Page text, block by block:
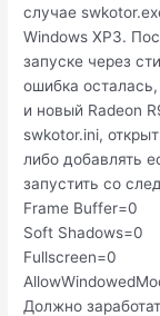
случае
Windows XP3.
запуске через
ошибка осталась,
и новый Radeon
swkotor.ini,
либо добавлять
запустить со
Frame Buffer=0
Soft Shadows=0
Fullscreen=0
Должно